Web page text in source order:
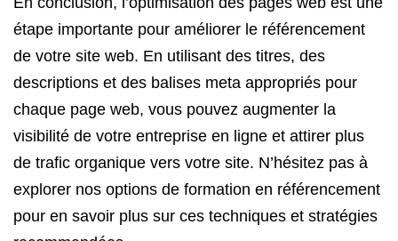
étape importante pour améliorer le référencement
de votre site web. En utilisant des titres, des
descriptions et des balises meta appropriés pour
chaque page web, vous pouvez augmenter la
visibilité de votre entreprise en ligne et attirer plus
de trafic organique vers votre site. N’hésitez pas à
explorer nos options de formation en référencement
pour en savoir plus sur ces techniques et stratégies